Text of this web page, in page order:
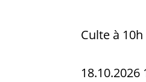
Culte à
18.10.2026